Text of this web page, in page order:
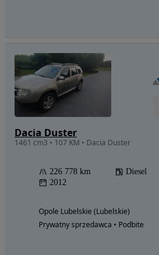
Dacia Duster
1461 cm3 • 107 KM • Dacia Duster
226 778 km Diesel
2012
Opole Lubelskie (Lubelskie)
Prywatny sprzedawca • Podbite